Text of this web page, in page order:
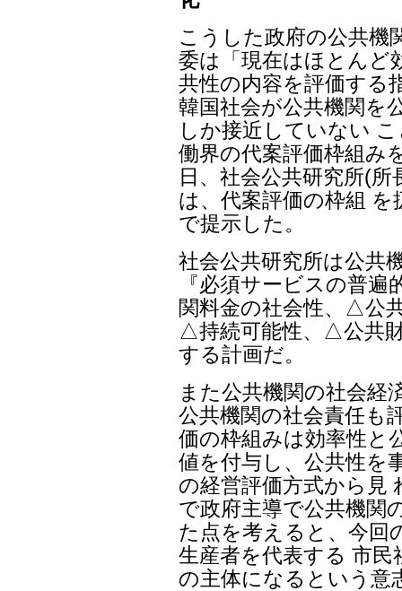
こうした政府の公共機
委は「現在はほとんど
共性の内容を評価する
韓国社会が公共機関を
しか接近していない
働界の代案評価枠組み
日、社会公共研究所(
は、代案評価の枠組
で提示した。
社会公共研究所は公共
『必須サービスの普
関料金の社会性、△公
△持続可能性、△公共
する計画だ。
また公共機関の社会経
公共機関の社会責任も
価の枠組みは効率性と
値を付与し、公共性を
の経営評価方式から見
で政府主導で公共機関
た点を考えると、今回
生産者を代表する 市民
の主体になるという意